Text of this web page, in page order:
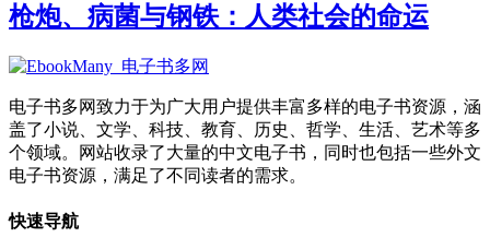
枪炮、病菌与钢铁：人类社会的命运
电子书多网致力于为广大用户提供丰富多样的电子书资源，涵
盖了小说、文学、科技、教育、历史、哲学、生活、艺术等多
个领域。网站收录了大量的中文电子书，同时也包括一些外文
电子书资源，满足了不同读者的需求。
快速导航